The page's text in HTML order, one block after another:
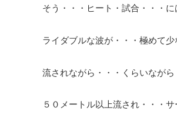
そう・・・ヒート・試合・・・
ライダブルな波が・・・極めて
流されながら・・・くらいなが
５０メートル以上流され・・・